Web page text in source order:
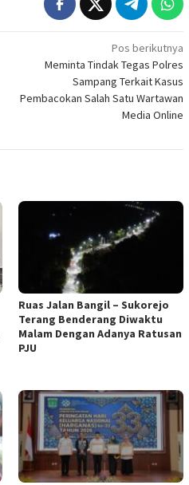
Pos berikutnya
Meminta Tindak Tegas Polres
Sampang Terkait Kasus
Pembacokan Salah Satu Wartawan
Media Online
Ruas Jalan Bangil – Sukorejo
Terang Benderang Diwaktu
Malam Dengan Adanya Ratusan
PJU